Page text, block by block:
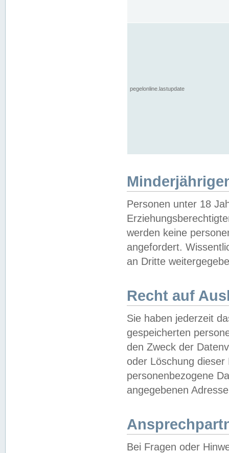
pegelonline.lastupdate
Personen unter 18
werden keine
angefordert.
an Dritte
Recht auf
Sie haben jederzeit
gespeicherten
den Zweck der
oder Löschung
personenbezogene
angegebenen
Bei Fragen oder